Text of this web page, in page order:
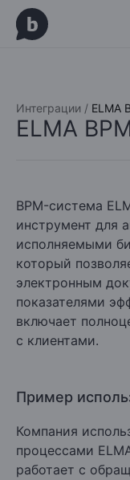
Интеграции / ELMA
ELMA
BPM-система
инструмент для
исполняемыми
который
электронным
показателями
включает
с клиентами.
Пример
Компания
процессами
работает с